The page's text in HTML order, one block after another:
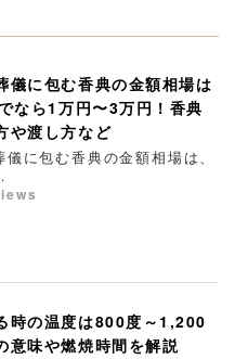
儀に包む香典の金額相場は
なら1万円〜3万円！香典
や渡し方など
儀に包む香典の金額相場は、
時の温度は800度～1,200
意味や燃焼時間を解説